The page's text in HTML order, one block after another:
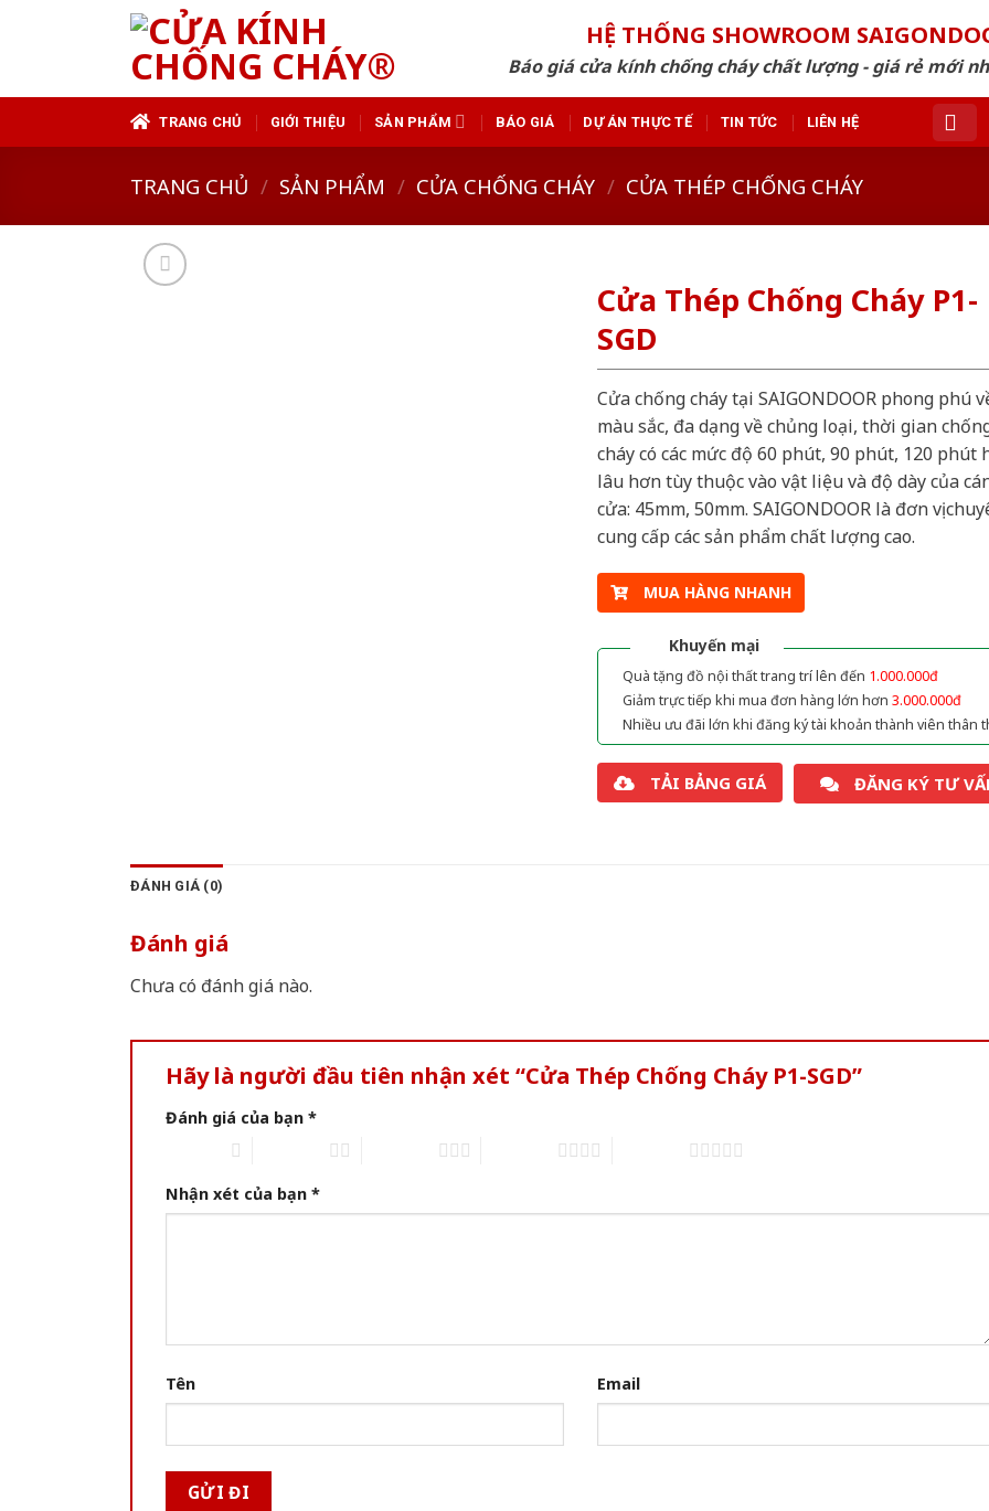
HỆ THỐNG SHOWROOM
Báo giá cửa kính chống cháy chất lượng - giá rẻ mới
TRANG CHỦ GIỚI THIỆU SẢN PHẨM BÁO GIÁ DỰ ÁN THỰC TẾ TIN TỨC LIÊN HỆ
TRANG CHỦ / SẢN PHẨM / CỬA CHỐNG CHÁY / CỬA THÉP CHỐNG CHÁY
Cửa Thép Chống Cháy P1-
SGD
Cửa chống cháy tại SAIGONDOOR phong phú
màu sắc, đa dạng về chủng loại, thời gian
cháy có các mức độ 60 phút, 90 phút, 120 phút
lâu hơn tùy thuộc vào vật liệu và độ dày của
cửa: 45mm, 50mm. SAIGONDOOR là đơn vị
cung cấp các sản phẩm chất lượng cao.
MUA HÀNG NHANH
Khuyến mại
Quà tặng đồ nội thất trang trí lên đến 1.000.000đ
Giảm trực tiếp khi mua đơn hàng lớn hơn 3.000.000đ
Nhiều ưu đãi lớn khi đăng ký tài khoản thành viên thân
TẢI BẢNG GIÁ ĐĂNG KÝ TƯ
ĐÁNH GIÁ (0)
Đánh giá
Chưa có đánh giá nào.
Hãy là người đầu tiên nhận xét “Cửa Thép Chống Cháy P1-SGD”
Đánh giá của bạn *
Nhận xét của bạn *
Tên Email